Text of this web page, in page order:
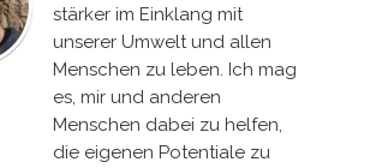
stärker im Einklang mit
unserer Umwelt und allen
Menschen zu leben. Ich mag
es, mir und anderen
Menschen dabei zu helfen,
die eigenen Potentiale zu